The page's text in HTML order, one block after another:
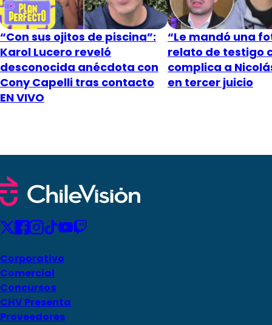
“Con sus ojitos de piscina”:
Karol Lucero reveló
desconocida anécdota con
Cony Capelli tras contacto
EN VIVO
“Le mandó una
relato de testigo
complica a
en tercer juicio
Corporativo
Comercial
Concursos
CHV Presenta
Proveedores